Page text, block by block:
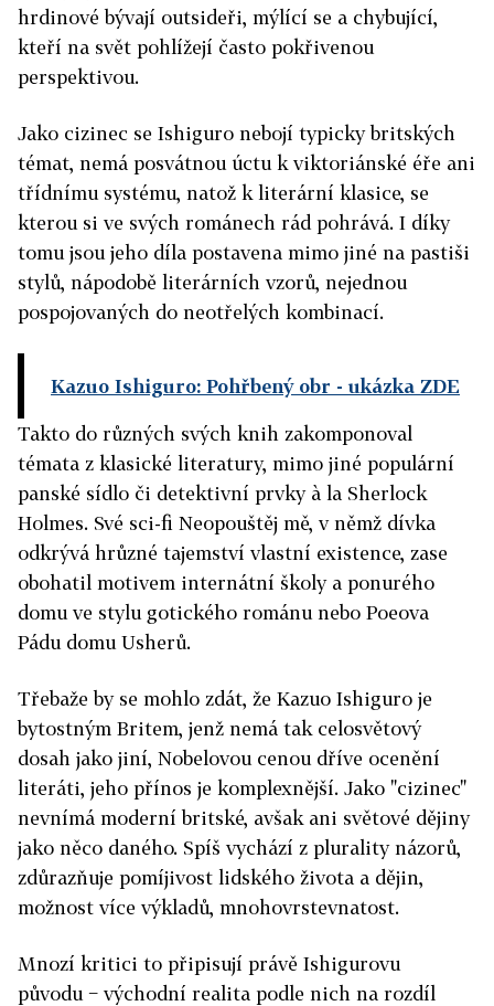
hrdinové bývají outsideři, mýlící se a chybující,
kteří na svět pohlížejí často pokřivenou
perspektivou.
Jako cizinec se Ishiguro nebojí typicky britských
témat, nemá posvátnou úctu k viktoriánské éře ani
třídnímu systému, natož k literární klasice, se
kterou si ve svých románech rád pohrává. I díky
tomu jsou jeho díla postavena mimo jiné na pastiši
stylů, nápodobě literárních vzorů, nejednou
pospojovaných do neotřelých kombinací.
Kazuo Ishiguro: Pohřbený obr - ukázka ZDE
Takto do různých svých knih zakomponoval
témata z klasické literatury, mimo jiné populární
panské sídlo či detektivní prvky à la Sherlock
Holmes. Své sci-fi Neopouštěj mě, v němž dívka
odkrývá hrůzné tajemství vlastní existence, zase
obohatil motivem internátní školy a ponurého
domu ve stylu gotického románu nebo Poeova
Pádu domu Usherů.
Třebaže by se mohlo zdát, že Kazuo Ishiguro je
bytostným Britem, jenž nemá tak celosvětový
dosah jako jiní, Nobelovou cenou dříve ocenění
literáti, jeho přínos je komplexnější. Jako "cizinec"
nevnímá moderní britské, avšak ani světové dějiny
jako něco daného. Spíš vychází z plurality názorů,
zdůrazňuje pomíjivost lidského života a dějin,
možnost více výkladů, mnohovrstevnatost.
Mnozí kritici to připisují právě Ishigurovu
původu − východní realita podle nich na rozdíl